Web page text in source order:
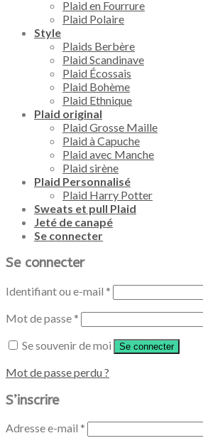
Plaid en Fourrure
Plaid Polaire
Style
Plaids Berbère
Plaid Scandinave
Plaid Écossais
Plaid Bohème
Plaid Ethnique
Plaid original
Plaid Grosse Maille
Plaid à Capuche
Plaid avec Manche
Plaid sirène
Plaid Personnalisé
Plaid Harry Potter
Sweats et pull Plaid
Jeté de canapé
Se connecter
Se connecter
Identifiant ou e-mail *
Mot de passe *
Se souvenir de moi
Se connecter
Mot de passe perdu ?
S’inscrire
Adresse e-mail *